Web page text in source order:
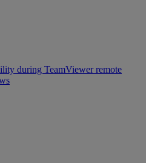
during TeamViewer remote